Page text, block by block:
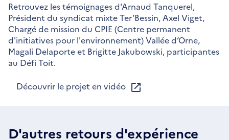
Retrouvez les témoignages d'Arnaud Tanquerel,
Président du syndicat mixte Ter’Bessin, Axel Viget,
Chargé de mission du CPIE (Centre permanent
d'initiatives pour l'environnement) Vallée d’Orne,
Magali Delaporte et Brigitte Jakubowski, participantes
au Défi Toit.
Découvrir le projet en vidéo
D'autres retours d'expérience